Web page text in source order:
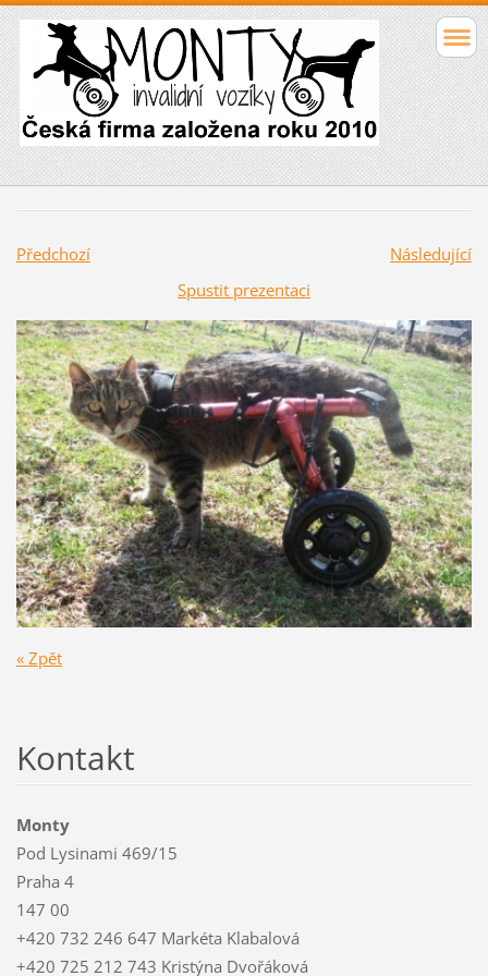
Předchozí
Následující
Spustit prezentaci
« Zpět
Kontakt
Monty
Pod Lysinami 469/15
Praha 4
147 00
+420 732 246 647 Markéta Klabalová
+420 725 212 743 Kristýna Dvořáková